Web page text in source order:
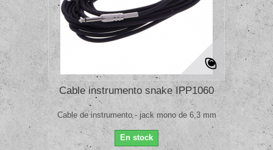
Cable instrumento snake IPP1060
Cable de instrumento - jack mono de 6,3 mm
En stock